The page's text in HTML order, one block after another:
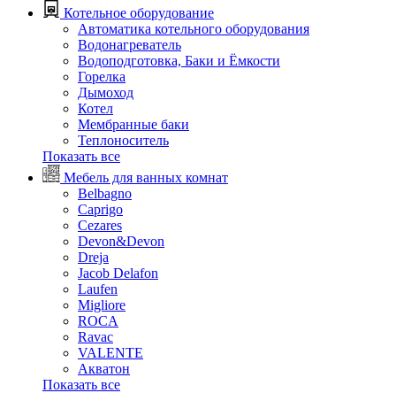
Котельное оборудование
Автоматика котельного оборудования
Водонагреватель
Водоподготовка, Баки и Ёмкости
Горелка
Дымоход
Котел
Мембранные баки
Теплоноситель
Показать все
Мебель для ванных комнат
Belbagno
Caprigo
Cezares
Devon&Devon
Dreja
Jacob Delafon
Laufen
Migliore
ROCA
Rаvac
VALENTE
Акватон
Показать все